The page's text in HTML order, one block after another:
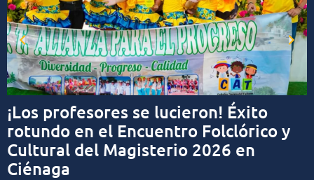
¡Los profesores se lucieron! Éxito
rotundo en el Encuentro Folclórico y
Cultural del Magisterio 2026 en
Ciénaga